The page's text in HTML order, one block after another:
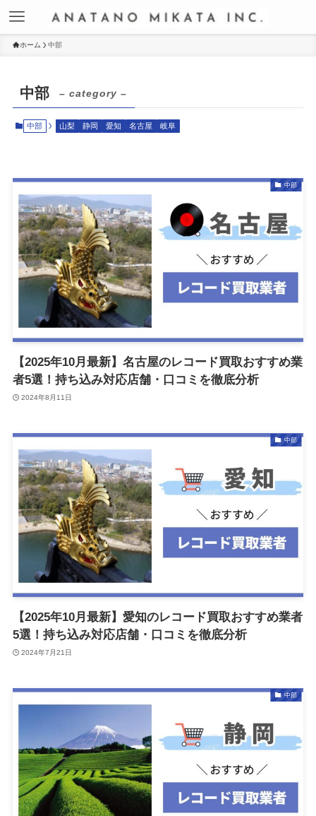
ホーム 中部
中部 – category –
中部 山梨 静岡 愛知 名古屋 岐阜
中部
【2025年10月最新】名古屋のレコード買取おすすめ業
者5選！持ち込み対応店舗・口コミを徹底分析
2024年8月11日
中部
【2025年10月最新】愛知のレコード買取おすすめ業者
5選！持ち込み対応店舗・口コミを徹底分析
2024年7月21日
中部